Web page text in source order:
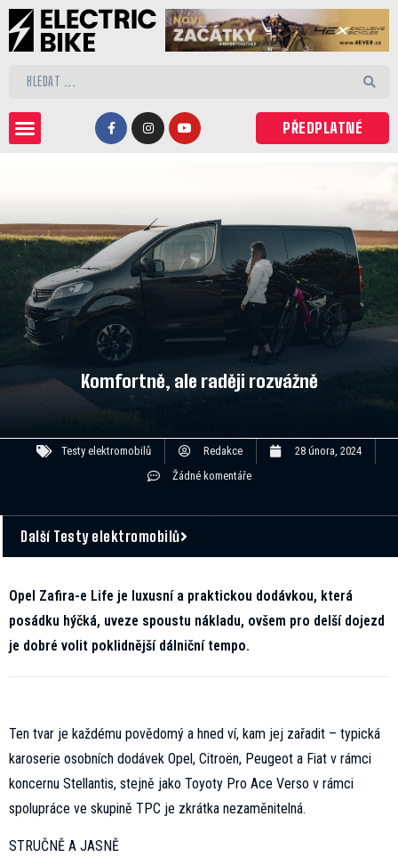
PŘEDPLATNÉ
Komfortně, ale raději rozvážně
Testy elektromobilů Redakce
28 února, 2024
Žádné komentáře
Další Testy elektromobilů
Opel Zafira-e Life je luxusní a praktickou dodávkou, která
posádku hýčká, uveze spoustu nákladu, ovšem pro delší dojezd
je dobré volit poklidnější dálniční tempo.
Ten tvar je každému povědomý a hned ví, kam jej zařadit – typická
karoserie osobních dodávek Opel, Citroën, Peugeot a Fiat v rámci
koncernu Stellantis, stejně jako Toyoty Pro Ace Verso v rámci
spolupráce ve skupině TPC je zkrátka nezaměnitelná.
STRUČNĚ A JASNĚ